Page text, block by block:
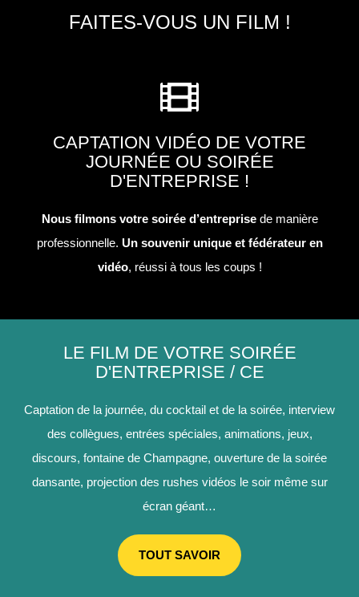
FAITES-VOUS UN FILM !
CAPTATION VIDÉO DE VOTRE
JOURNÉE OU SOIRÉE
D'ENTREPRISE !
Nous filmons votre soirée d’entreprisede manière
professionnelle. Un souvenir unique et fédérateur en
vidéo, réussi à tous les coups !
LE FILM DE VOTRE SOIRÉE
D'ENTREPRISE / CE
Captation de la journée, du cocktail et de la soirée, interview
des collègues, entrées spéciales, animations, jeux,
discours, fontaine de Champagne, ouverture de la soirée
dansante, projection des rushes vidéos le soir même sur
écran géant…
TOUT SAVOIR